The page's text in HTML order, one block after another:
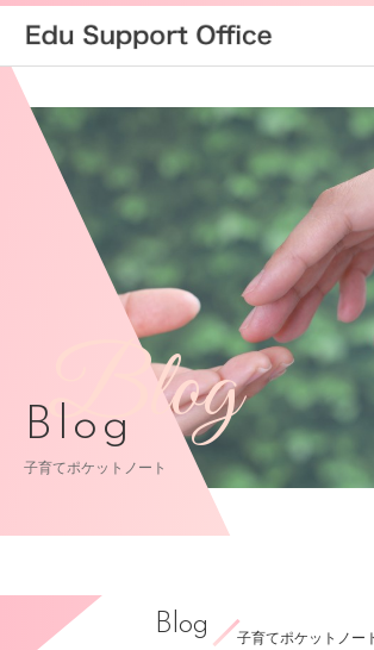
Blog
Blog
子育てポケットノート
Blog
子育てポケットノー